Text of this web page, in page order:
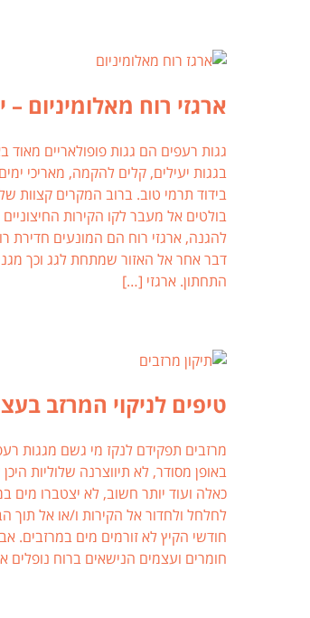
ארגזי רוח מאלומיניום –
גגות רעפים הם גגות פופולאריים מאוד
בגגות יעילים, קלים להקמה, מאריכי
בידוד תרמי טוב. ברוב המקרים קצוות
בולטים אל מעבר לקו הקירות
להגנה, ארגזי רוח הם המונעים חדירת
דבר אחר אל האזור שמתחת לגג וכך
התחתון. ארגזי […]
טיפים לניקוי המרזב
מרזבים תפקידם לנקז מי גשם מגגות
באופן מסודר, לא תיווצרנה שלוליות
כאלה ועוד יותר חשוב, לא יצטברו מים
לחלחל ולחדור אל הקירות ו/או אל
חודשי הקיץ לא זורמים מים במרזבים.
חומרים ועצמים הנישאים ברוח נופלים